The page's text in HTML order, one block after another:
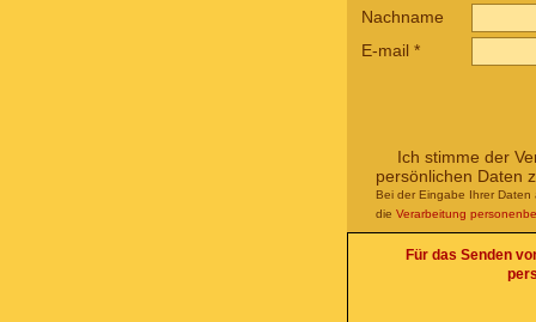
Nachname
E-mail *
Ich stimme der
persönlichen Daten
Bei der Eingabe Ihrer Daten
die Verarbeitung
Für das Senden